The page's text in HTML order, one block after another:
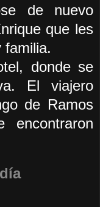
de nuevo
que les
familia.
donde se
El viajero
de Ramos